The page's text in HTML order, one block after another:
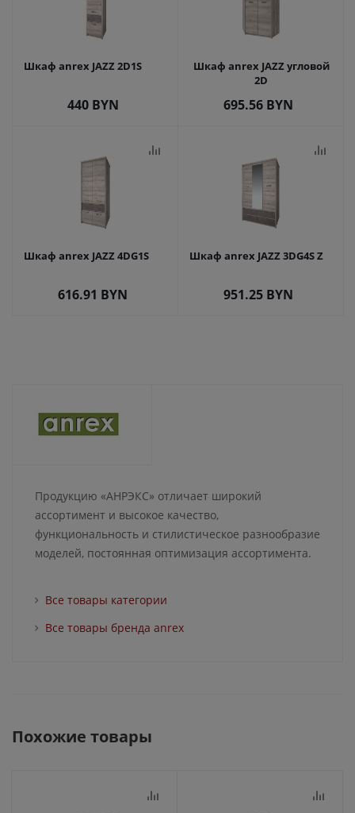
Шкаф anrex JAZZ 2D1S
440BYN
Шкаф anrex JAZZ угловой
2D
695.56 BYN
Шкаф anrex JAZZ 4DG1S
616.91 BYN
Шкаф anrex JAZZ 3DG4S Z
951.25 BYN
Продукцию «АНРЭКС» отличает широкий
ассортимент и высокое качество,
функциональность и стилистическое разнообразие
моделей, постоянная оптимизация ассортимента.
Все товары категории
Все товары бренда anrex
Похожие товары